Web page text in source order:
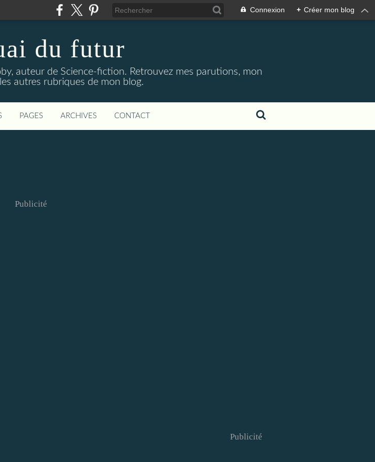
Connexion + Créer mon blog
du futur
auteur de Science-fiction. Retrouvez mes parutions, mon
autres rubriques de mon blog.
PAGES ARCHIVES CONTACT
Publicité
Publicité